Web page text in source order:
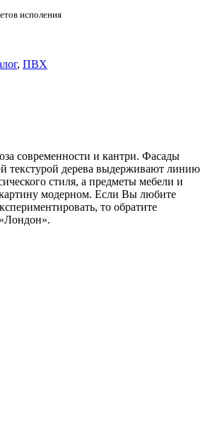
исполения
, ПВХ
современности и кантри. Фасады
текстурой дерева выдерживают линию
стиля, а предметы мебели и
модерном. Если Вы любите
то обратите